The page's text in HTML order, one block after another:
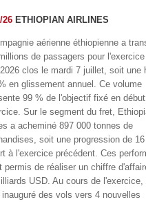
26 ETHIOPIAN AIRLINES
aérienne éthiopienne a
de passagers pour l'exercice
clos le mardi 7 juillet, soit une
en glissement annuel. Ce volume
99 % de l'objectif fixé en début
Sur le segment du fret,
a acheminé 897 000 tonnes de
soit une progression de
à l'exercice précédent. Ces
permis de réaliser un chiffre
USD. Au cours de l'exercice,
des vols vers 4 nouvelles